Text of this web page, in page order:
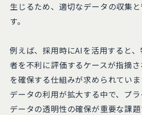
生じるため、適切なデータの収集
す。
例えば、採用時にAIを活用すると
者を不利に評価するケースが指摘
を確保する仕組みが求められてい
データの利用が拡大する中で、プ
データの透明性の確保が重要な課題